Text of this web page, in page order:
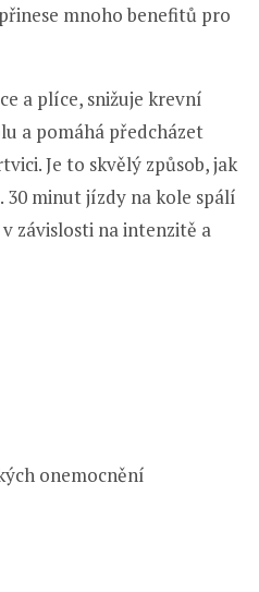
mnoho benefitů pro
a plíce, snižuje krevní
a pomáhá předcházet
Je to skvělý způsob, jak
minut jízdy na kole spálí
závislosti na intenzitě a
onemocnění